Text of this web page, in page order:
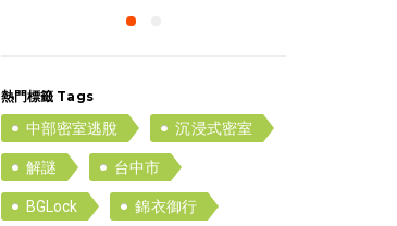
熱門標籤 Tags
中部密室逃脫 沉浸式密室
解謎 台中市
BGLock 錦衣御行